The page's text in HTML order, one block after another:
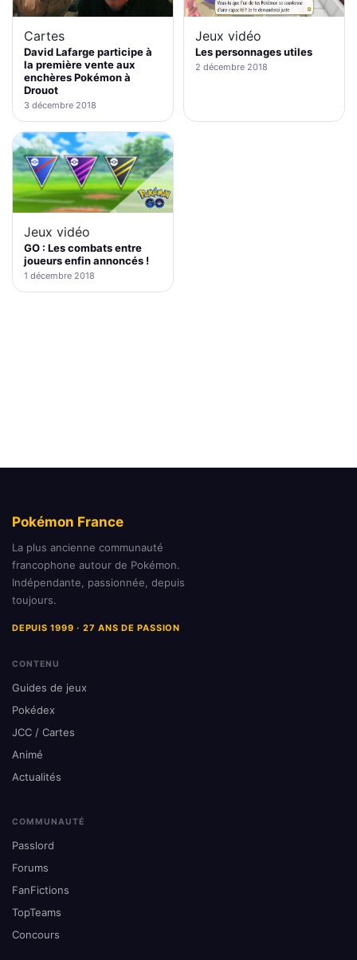
Cartes
David Lafarge participe à
la première vente aux
enchères Pokémon à
Drouot
3 décembre 2018
Jeux vidéo
Les personnages utiles
2 décembre 2018
Jeux vidéo
GO : Les combats entre
joueurs enfin annoncés !
1 décembre 2018
Pokémon France
La plus ancienne communauté
francophone autour de Pokémon.
Indépendante, passionnée, depuis
toujours.
DEPUIS 1999 · 27 ANS DE PASSION
CONTENU
Guides de jeux
Pokédex
JCC / Cartes
Animé
Actualités
COMMUNAUTÉ
Passlord
Forums
FanFictions
TopTeams
Concours